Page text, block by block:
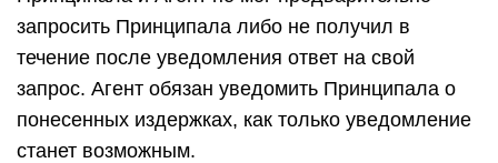
запросить Принципала либо не получил в
течение после уведомления ответ на свой
запрос. Агент обязан уведомить Принципала о
понесенных издержках, как только уведомление
станет возможным.